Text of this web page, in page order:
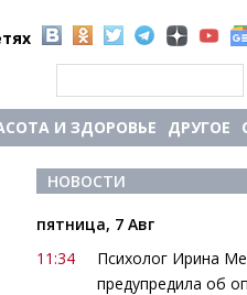
И ЗДОРОВЬЕ ДРУГОЕ
НОВОСТИ
пятница, 7 Авг
11:34
Психолог Ирина
предупредила об